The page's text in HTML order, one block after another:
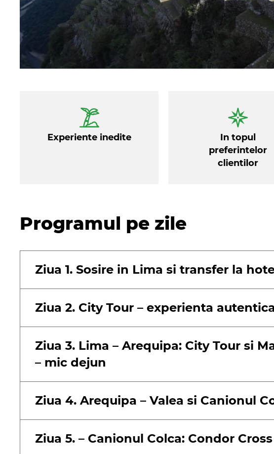
De neratat!
Pentru pasionatii de cultura: Muzeul de Arta
istoria peruana gratie exponatelor traditionale
ceramica.
Pentru gurmanzi: Trebuie sa incercati tejas, o
traditie inca vie in Ollantaytambo.
Experiente inedite
In topul
preferintelor
clientilor
Programul pe zile
Ziua 1. Sosire in Lima si transfer la
Ziua 2. City Tour – experienta
Ziua 3. Lima – Arequipa: City Tour si
– mic dejun
Ziua 4. Arequipa – Valea si Canionul
Ziua 5. – Canionul Colca: Condor